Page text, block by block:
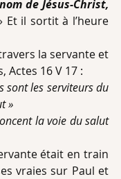
de Jésus-Christ,
Et il sortit à l’heure
la servante et
Actes 16 V 17 :
sont les serviteurs du
»
la voie du salut
était en train
vraies sur Paul et